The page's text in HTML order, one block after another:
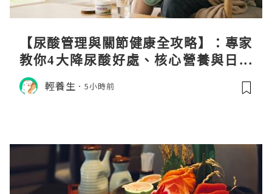
【尿酸管理與關節健康全攻略】：專家
教你4大降尿酸好處、核心營養與日常
飲食調理秘訣
輕養生 5小時前